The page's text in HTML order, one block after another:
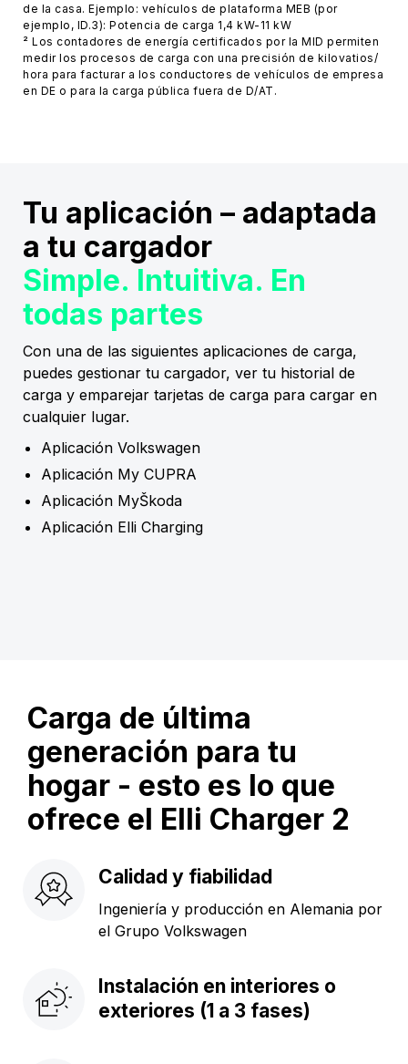
de la casa. Ejemplo: vehículos de plataforma MEB (por
ejemplo, ID.3): Potencia de carga 1,4 kW-11 kW
² Los contadores de energía certificados por la MID permiten
medir los procesos de carga con una precisión de kilovatios/
hora para facturar a los conductores de vehículos de empresa
en DE o para la carga pública fuera de D/AT.
Tu aplicación – adaptada
a tu cargador
Simple. Intuitiva. En
todas partes
Con una de las siguientes aplicaciones de carga,
puedes gestionar tu cargador, ver tu historial de
carga y emparejar tarjetas de carga para cargar en
cualquier lugar.
Aplicación Volkswagen
Aplicación My CUPRA
Aplicación MyŠkoda
Aplicación Elli Charging
Carga de última
generación para tu
hogar - esto es lo que
ofrece el Elli Charger 2
Calidad y fiabilidad
Ingeniería y producción en Alemania por
el Grupo Volkswagen
Instalación en interiores o
exteriores (1 a 3 fases)